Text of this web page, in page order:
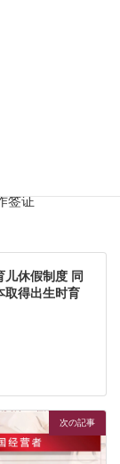
签证
儿休假制度 同
取得出生时育
次の記事